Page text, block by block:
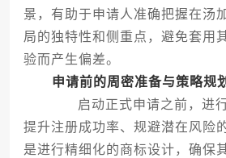
景，有助于申请人准确把握在汤
局的独特性和侧重点，避免套用
验而产生偏差。
申请前的周密准备与策略规
启动正式申请之前，进行
提升注册成功率、规避潜在风险
是进行精细化的商标设计，确保